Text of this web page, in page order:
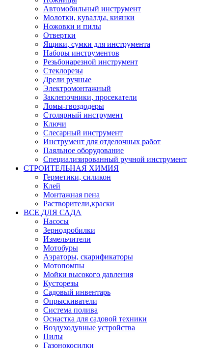
Автомобильный инструмент
Молотки, кувалды, киянки
Ножовки и пилы
Отвертки
Ящики, сумки для инструмента
Наборы инструментов
Резьбонарезной инструмент
Стеклорезы
Дрели ручные
Электромонтажный
Заклепочники, просекатели
Ломы-гвоздодеры
Столярный инструмент
Ключи
Слесарный инструмент
Инструмент для отделочных работ
Паяльное оборудование
Специализированный ручной инструмент
СТРОИТЕЛЬНАЯ ХИМИЯ
Герметики, силикон
Клей
Монтажная пена
Растворители,краски
ВСЕ ДЛЯ САДА
Насосы
Зернодробилки
Измельчители
Мотобуры
Аэраторы, скарификаторы
Мотопомпы
Мойки высокого давления
Кусторезы
Садовый инвентарь
Опрыскиватели
Система полива
Оснастка для садовой техники
Воздуходувные устройства
Пилы
Газонокосилки